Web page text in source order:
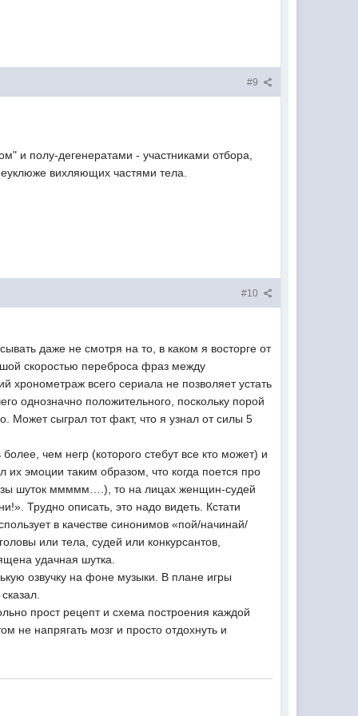
#9
и полу-дегенератами - участниками отбора,
вихляющих частями тела.
#10
даже не смотря на то, в каком я восторге от
скоростью переброса фраз между
хронометраж всего сериала не позволяет устать
однозначно положительного, поскольку порой
Может сыграл тот факт, что я узнал от силы 5
чем негр (которого стебут все кто может) и
эмоции таким образом, что когда поется про
шуток ммммм….), то на лицах женщин-судей
Трудно описать, это надо видеть. Кстати
в качестве синонимов «пой/начинай/
или тела, судей или конкурсантов,
удачная шутка.
озвучку на фоне музыки. В плане игры
прост рецепт и схема построения каждой
не напрягать мозг и просто отдохнуть и